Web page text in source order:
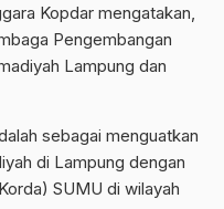
Kopdar mengatakan,
Pengembangan
Lampung dan
sebagai menguatkan
di Lampung dengan
SUMU di wilayah